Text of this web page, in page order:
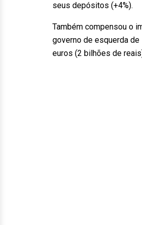
seus depósitos (+4%).
Também compensou o
governo de esquerda
euros (2 bilhões de